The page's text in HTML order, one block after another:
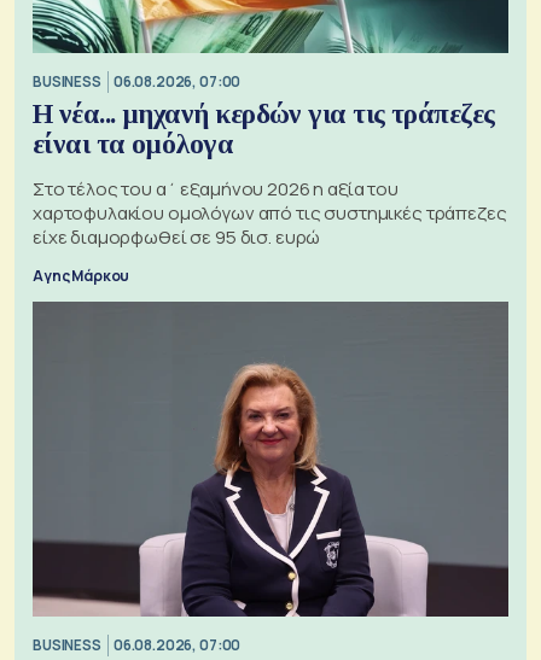
BUSINESS 06.08.2026, 07:00
Η νέα... μηχανή κερδών για τις τράπεζες
είναι τα ομόλογα
Στο τέλος του α΄ εξαμήνου 2026 η αξία του
χαρτοφυλακίου ομολόγων από τις συστημικές τράπεζες
είχε διαμορφωθεί σε 95 δισ. ευρώ
Αγης Μάρκου
BUSINESS 06.08.2026, 07:00